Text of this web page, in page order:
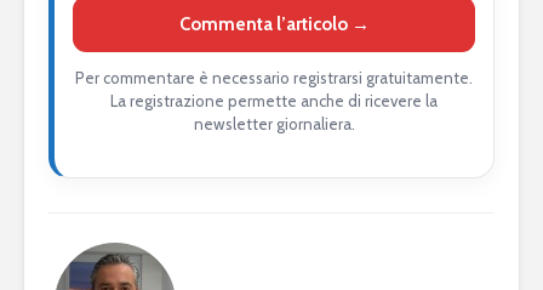
Commenta l’articolo →
Per commentare è necessario registrarsi gratuitamente.
La registrazione permette anche di ricevere la
newsletter giornaliera.